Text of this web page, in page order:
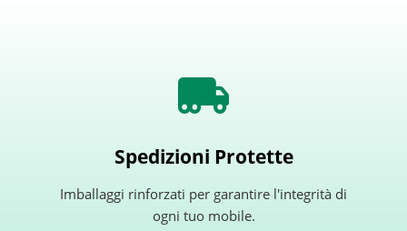
Spedizioni Protette
Imballaggi rinforzati per garantire l'integrità di
ogni tuo mobile.